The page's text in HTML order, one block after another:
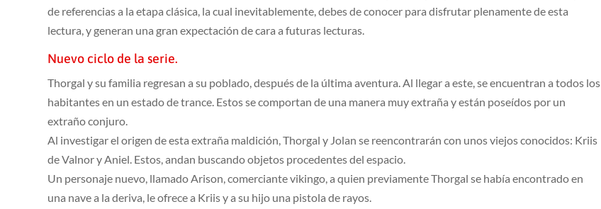
de referencias a la etapa clásica, la cual inevitablemente, debes de conocer para disfrutar plenamente de esta
lectura, y generan una gran expectación de cara a futuras lecturas.
Nuevo ciclo de la serie.
Thorgal y su familia regresan a su poblado, después de la última aventura. Al llegar a este, se encuentran a todos los
habitantes en un estado de trance. Estos se comportan de una manera muy extraña y están poseídos por un
extraño conjuro.
Al investigar el origen de esta extraña maldición, Thorgal y Jolan se reencontrarán con unos viejos conocidos: Kriis
de Valnor y Aniel. Estos, andan buscando objetos procedentes del espacio.
Un personaje nuevo, llamado Arison, comerciante vikingo, a quien previamente Thorgal se había encontrado en
una nave a la deriva, le ofrece a Kriis y a su hijo una pistola de rayos.